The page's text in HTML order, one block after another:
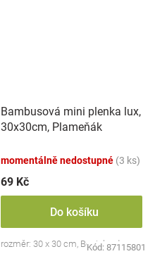
Bambusová mini plenka lux,
30x30cm, Plameňák
momentálně nedostupné (3 ks)
69 Kč
Do košíku
rozměr: 30 x 30 cm, Bocioland
Kód: 87115801